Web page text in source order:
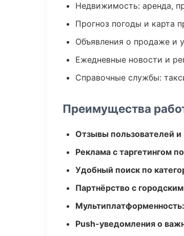
Недвижимость: аренда,
Прогноз погоды и карта
Объявления о продаже и
Ежедневные новости и
Справочные службы:
Преимущества
Отзывы пользователей и
Реклама с таргетингом
Удобный поиск по
Партнёрство с
Push-уведомления о